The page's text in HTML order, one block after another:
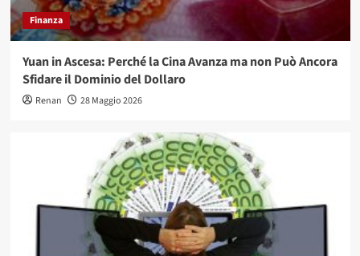
Finanza
Yuan in Ascesa: Perché la Cina Avanza ma non Può Ancora
Sfidare il Dominio del Dollaro
Renan 28 Maggio 2026